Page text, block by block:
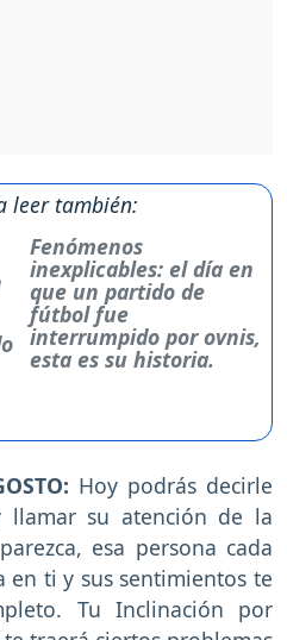
leer también:
Fenómenos
inexplicables: el día en
que un partido de
fútbol fue
interrumpido por ovnis,
esta es su historia.
Hoy podrás decirle
su atención de la
esa persona cada
en ti y sus sentimientos te
Tu Inclinación por